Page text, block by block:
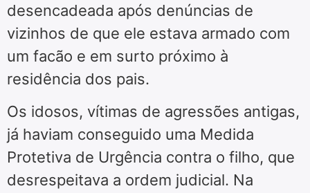
desencadeada após denúncias de
vizinhos de que ele estava armado com
um facão e em surto próximo à
residência dos pais.
Os idosos, vítimas de agressões antigas,
já haviam conseguido uma Medida
Protetiva de Urgência contra o filho, que
desrespeitava a ordem judicial. Na